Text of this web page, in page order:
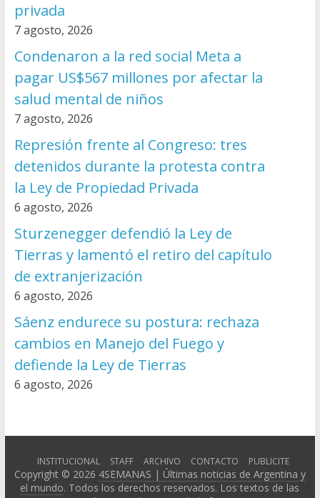
privada
7 agosto, 2026
Condenaron a la red social Meta a
pagar US$567 millones por afectar la
salud mental de niños
7 agosto, 2026
Represión frente al Congreso: tres
detenidos durante la protesta contra
la Ley de Propiedad Privada
6 agosto, 2026
Sturzenegger defendió la Ley de
Tierras y lamentó el retiro del capítulo
de extranjerización
6 agosto, 2026
Sáenz endurece su postura: rechaza
cambios en Manejo del Fuego y
defiende la Ley de Tierras
6 agosto, 2026
INSTITUCIONAL STAFF ARCHIVO CONTACTO PUBLICITE
Copyright © 2026 4SEMANAS | Últimas noticias de Argentina y
el mundo. Todos los derechos reservados. Los textos de las